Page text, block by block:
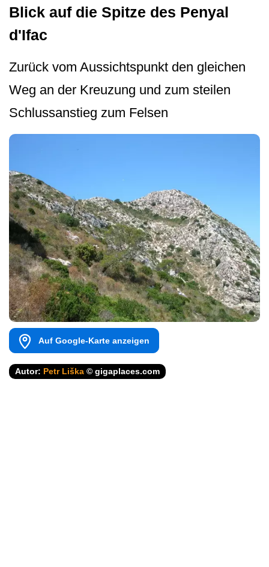
Blick auf die Spitze des Penyal
d'Ifac
Zurück vom Aussichtspunkt den gleichen
Weg an der Kreuzung und zum steilen
Schlussanstieg zum Felsen
Auf Google-Karte anzeigen
Autor: Petr Liška © gigaplaces.com